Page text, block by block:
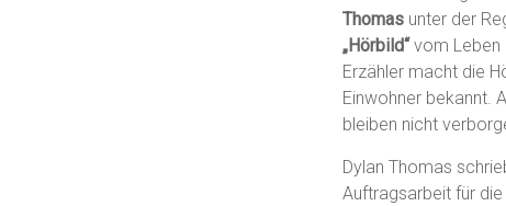
Thomas unter der
„Hörbild“ vom Leben
Erzähler macht die
Einwohner bekannt.
bleiben nicht
Dylan Thomas
Auftragsarbeit für